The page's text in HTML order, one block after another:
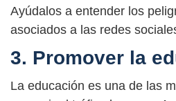
Ayúdalos a entender los
asociados a las redes
3. Promover la
La educación es una de las